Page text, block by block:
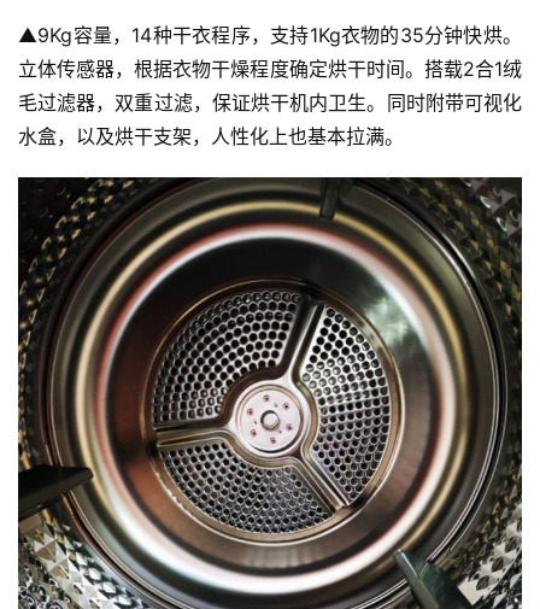
▲9Kg容量，14种干衣程序，支持1Kg衣物的35分钟快烘。
立体传感器，根据衣物干燥程度确定烘干时间。搭载2合1绒
毛过滤器，双重过滤，保证烘干机内卫生。同时附带可视化
水盒，以及烘干支架，人性化上也基本拉满。